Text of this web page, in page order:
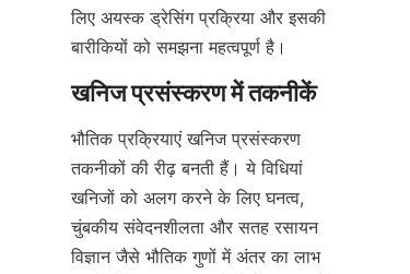
लिए अयस्क ड्रेसिंग प्रक्रिया और इसकी
भौतिक प्रक्रियाएं खनिज प्रसंस्करण
तकनीकों की रीढ़ बनती हैं। ये विधियां
खनिजों को अलग करने के लिए घनत्व,
चुंबकीय संवेदनशीलता और सतह रसायन
विज्ञान जैसे भौतिक गुणों में अंतर का लाभ